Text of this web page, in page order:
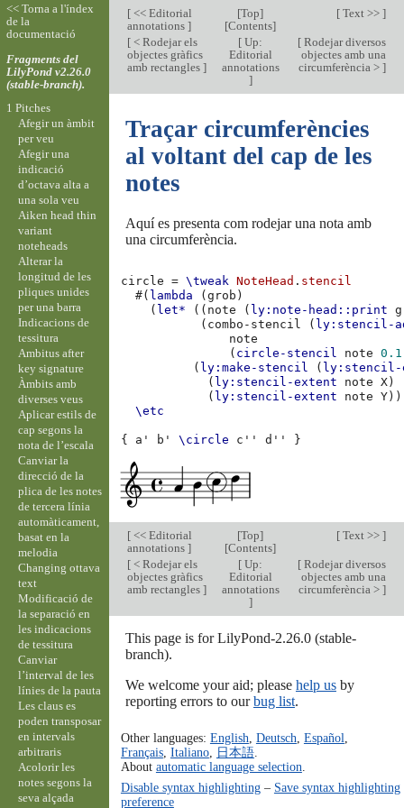
[<< Editorial
annotations ]
[Top]
[Contents]
[Text >> ]
[< Rodejar els
objectes gràfics
amb rectangles ]
[ Up:
Editorial
annotations
]
[Rodejar diversos
objectes amb una
circumferència > ]
Traçar circumferències
al voltant del cap de les
notes
Aquí es presenta com rodejar una nota amb
una circumferència.
circle = \tweak NoteHead . stencil
#( lambda (grob )
( let* (( note ( ly:note-head::print
( combo-stencil ( ly:stencil-
note
( circle-stencil note
0.1
( ly:make-stencil ( ly:stencil-
( ly:stencil-extent note X )
( ly:stencil-extent note Y
\etc
{ a' b' \circle c'' d'' }
[<< Editorial
annotations ]
[Top]
[Contents]
[Text >> ]
[< Rodejar els
objectes gràfics
amb rectangles ]
[ Up:
Editorial
annotations
]
[Rodejar diversos
objectes amb una
circumferència > ]
This page is for LilyPond-2.26.0 (stable-
branch).
We welcome your aid; please help usby
reporting errors to ourbug list.
Other languages: English Deutsch Español
Français, Italiano, 日本語.
About automatic language selection
Disable syntax highlighting– Save syntax highlighting
preference
<< Torna a l'índex
de la
documentació
Fragments del
LilyPond v2.26.0
(stable-branch).
1 Pitches
Afegir un àmbit
per veu
Afegir una
indicació
d’octava alta a
una sola veu
Aiken head thin
variant
noteheads
Alterar la
longitud de les
pliques unides
per una barra
Indicacions de
tessitura
Ambitus after
key signature
Àmbits amb
diverses veus
Aplicar estils de
cap segons la
nota de l’escala
Canviar la
direcció de la
plica de les notes
de tercera línia
automàticament,
basat en la
melodia
Changing ottava
text
Modificació de
la separació en
les indicacions
de tessitura
Canviar
l’interval de les
línies de la pauta
Les claus es
poden transposar
en intervals
arbitraris
Acolorir les
notes segons la
seva alçada